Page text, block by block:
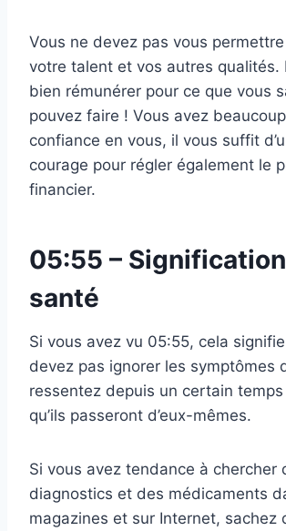
Vous ne devez pas vous
votre talent et vos autres qualités.
bien rémunérer pour ce que vous
pouvez faire ! Vous avez
confiance en vous, il vous suffit
courage pour régler également le
financier.
05:55 –
santé
Si vous avez vu 05:55, cela
devez pas ignorer les symptômes
ressentez depuis un certain
qu’ils passeront d’eux-mêmes.
Si vous avez tendance à chercher
diagnostics et des médicaments
magazines et sur Internet, sachez